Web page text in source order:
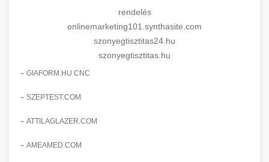
rendelés
onlinemarketing101.synthasite.com
szonyegtisztitas24.hu
szonyegtisztitas.hu
- GIAFORM.HU CNC
- SZEPTEST.COM
- ATTILAGLAZER.COM
- AMEAMED.COM